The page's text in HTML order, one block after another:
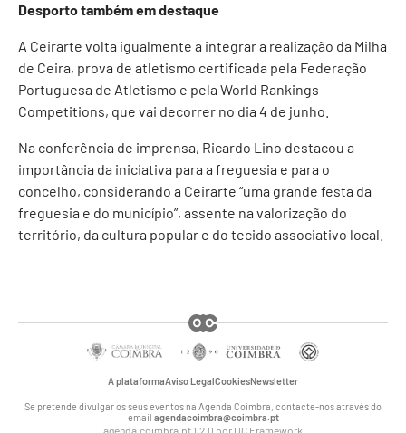
Desporto também em destaque
A Ceirarte volta igualmente a integrar a realização da Milha
de Ceira, prova de atletismo certificada pela Federação
Portuguesa de Atletismo e pela World Rankings
Competitions, que vai decorrer no dia 4 de junho.
Na conferência de imprensa, Ricardo Lino destacou a
importância da iniciativa para a freguesia e para o
concelho, considerando a Ceirarte “uma grande festa da
freguesia e do município”, assente na valorização do
território, da cultura popular e do tecido associativo local.
A plataformaAviso LegalCookiesNewsletter
Se pretende divulgar os seus eventos na Agenda Coimbra, contacte-nos através do
email agendacoimbra@coimbra.pt